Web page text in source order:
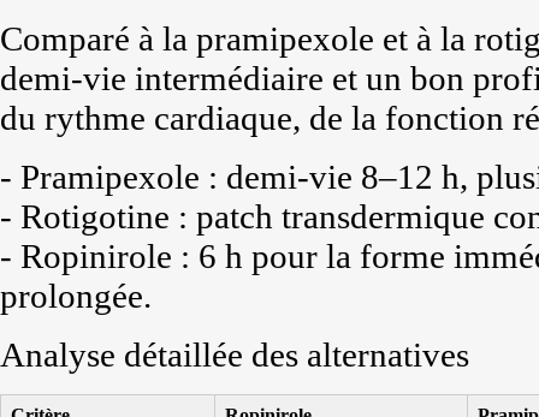
Comparé à la pramipexole et à la
demi-vie intermédiaire et un bon
du rythme cardiaque, de la fonction
- Pramipexole : demi-vie 8–12 h,
- Rotigotine : patch transdermique
- Ropinirole : 6 h pour la forme
prolongée.
Analyse détaillée des alternatives